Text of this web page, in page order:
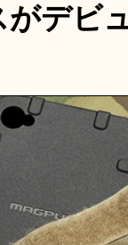
がデビ